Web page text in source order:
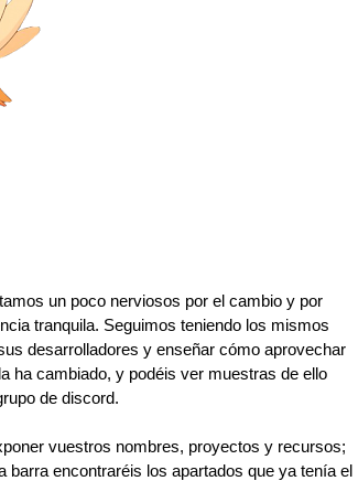
un poco nerviosos por el cambio y por
tranquila. Seguimos teniendo los mismos
desarrolladores y enseñar cómo aprovechar
ha cambiado, y podéis ver muestras de ello
de discord.
vuestros nombres, proyectos y recursos;
encontraréis los apartados que ya tenía el